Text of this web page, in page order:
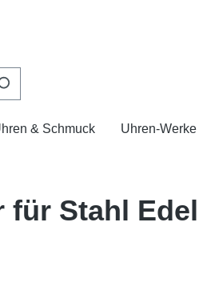
& Schmuck Uhren-Werke
für Stahl